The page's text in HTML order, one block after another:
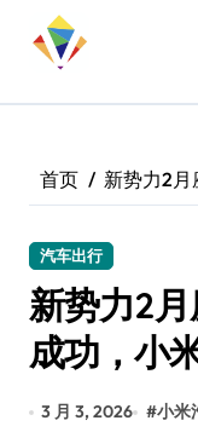
首页 新势力2
汽车出行
新势力2
成功，小
3 月 3, 2026 #小米